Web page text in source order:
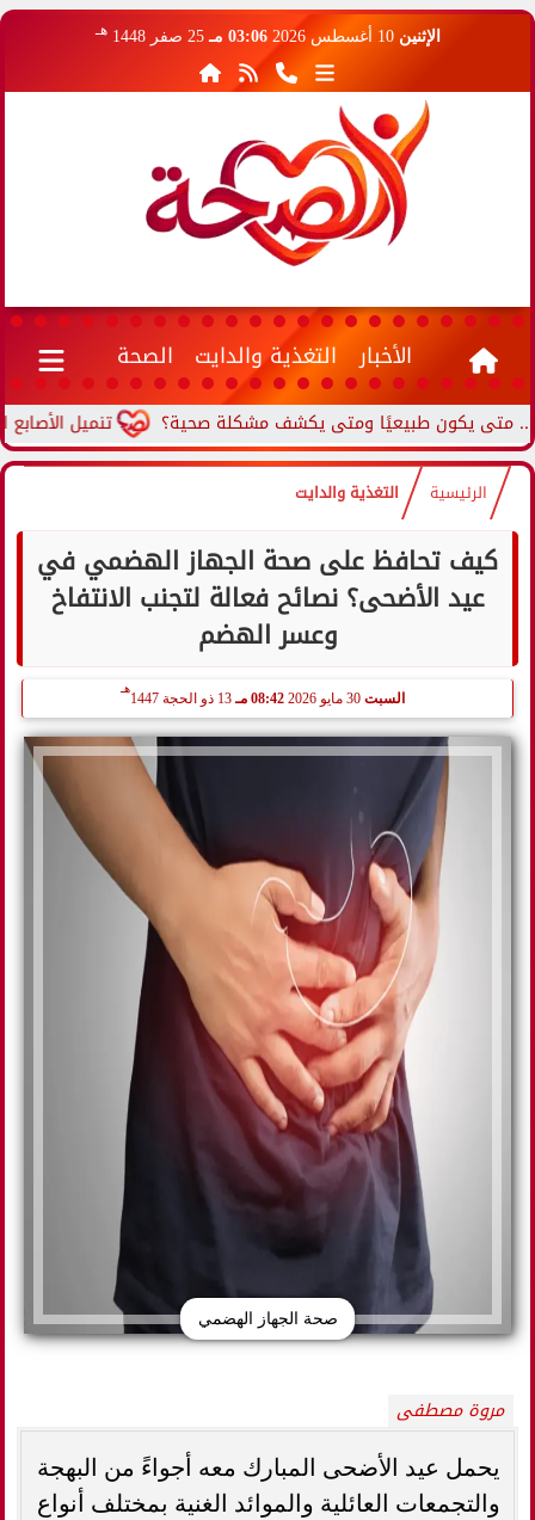
الإثنين 10 أغسطس 2026 03:06 مـ 25 صفر 1448 هـ
الأخبار التغذية والدايت الصحة
تنميل الأصابع يكون طبيعيًا ومتى يكشف مشكلة صحية؟
الرئيسية التغذية والدايت
كيف تحافظ على صحة الجهاز الهضمي في
عيد الأضحى؟ نصائح فعالة لتجنب الانتفاخ
وعسر الهضم
السبت 08:42 مـ 13 ذو الحجة 1447
هـ
صحة الجهاز الهضمي
مروة مصطفى
يحمل عيد الأضحى المبارك معه أجواءً من البهجة
والتجمعات العائلية والموائد الغنية بمختلف أنواع